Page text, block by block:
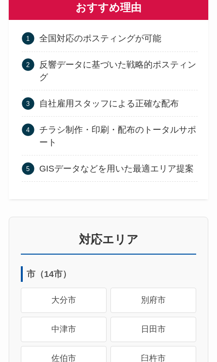
おすすめ理由
全国対応のポスティングが可能
反響データに基づいた戦略的ポスティン
グ
自社雇用スタッフによる正確な配布
チラシ制作・印刷・配布のトータルサポ
ート
GISデータなどを用いた最適エリア提案
対応エリア
市（14市）
大分市 別府市
中津市 日田市
佐伯市 臼杵市